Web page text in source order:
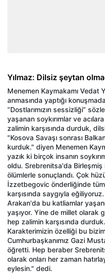
Yılmaz: Dilsiz şeytan
Menemen Kaymakamı Vedat
anmasında yaptığı
“Dostlarımızın sessizliği”
yaşanan soykırımlar ve
zalimin karşısında durduk,
"Kosova Savaşı sonrası
kurduk." diyen Menemen
yazık ki birçok insanın
oldu. Srebrenitsa'da Birleşmiş
ölümlerle sonuçlandı. Çok
İzzetbegovic önderliğinde tüm
karşısında saygıyla
Arakan'da bu katliamlar
yaşıyor. Yine de millet olarak
hep zalimin karşısında
Karakterimizin özelliği bu
Cumhurbaşkanımız Gazi
öğretti. Hep beraber
olarak onları her zaman
eylesin." dedi.